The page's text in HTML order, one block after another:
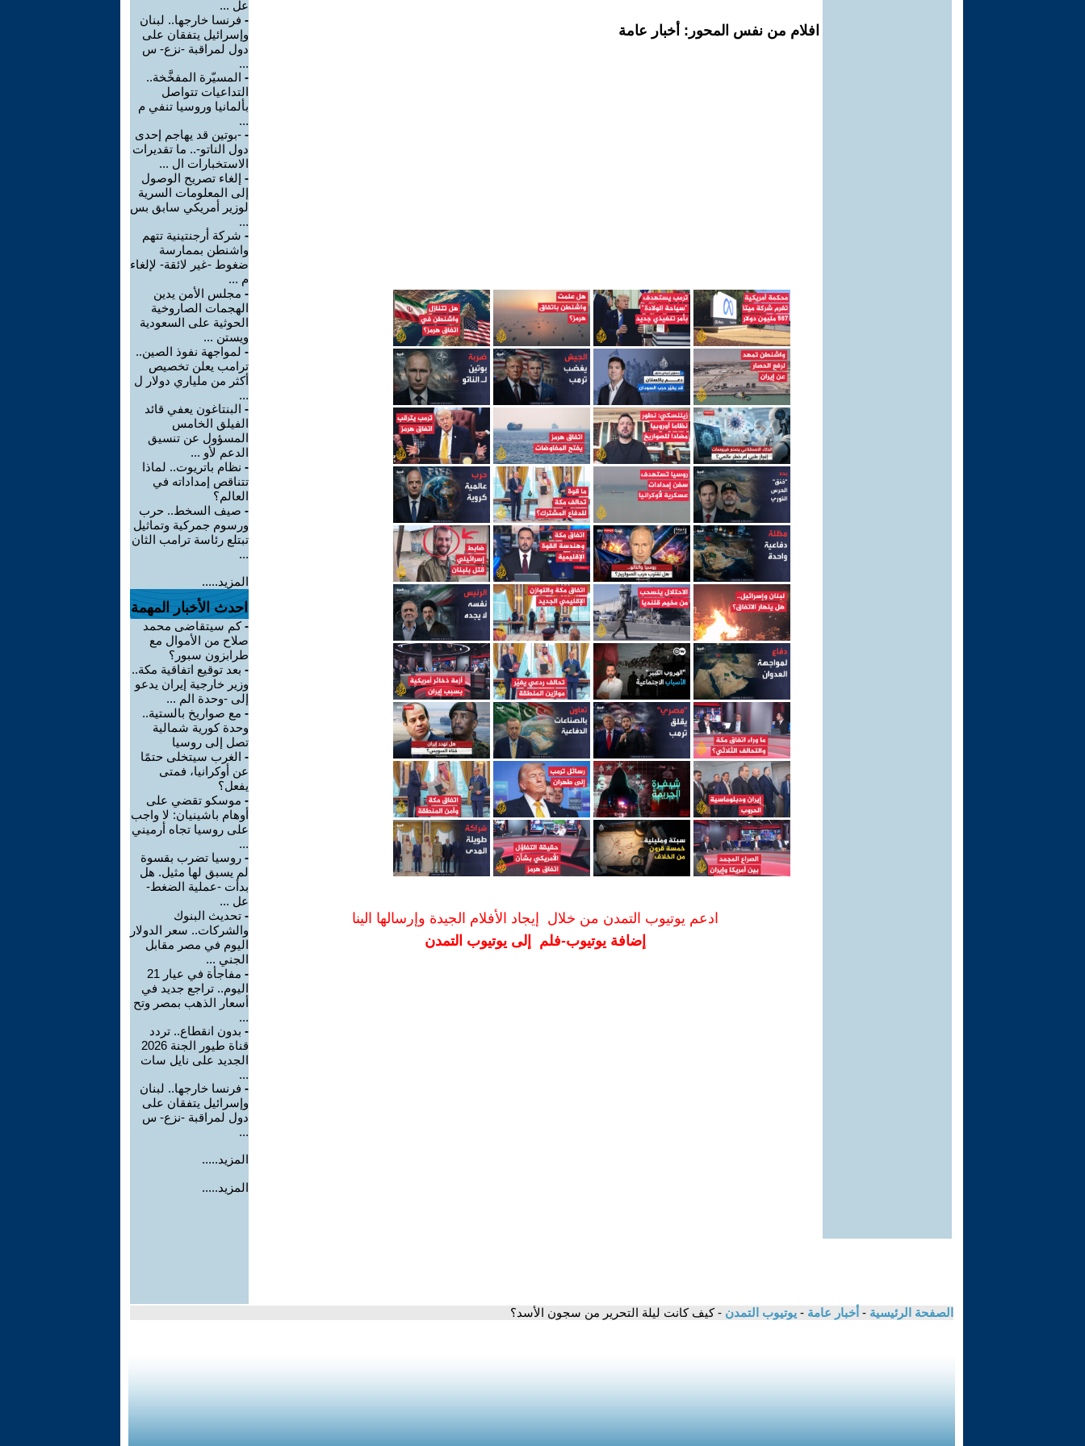
افلام من نفس المحور: أخبار عامة
ادعم يوتيوب التمدن من خلال إيجاد الأفلام الجيدة وإرسالها الينا
إضافة يوتيوب-فلم إلى يوتيوب التمدن
عل ...
- فرنسا خارجها.. لبنان
وإسرائيل يتفقان على
دول لمراقبة -نزع- س
...
- المسيّرة المفخَّخة..
التداعيات تتواصل
بألمانيا وروسيا تنفي م
...
- -بوتين قد يهاجم إحدى
دول الناتو-.. ما تقديرات
الاستخبارات ال ...
- إلغاء تصريح الوصول
إلى المعلومات السرية
لوزير أمريكي سابق بس
...
- شركة أرجنتينية تتهم
واشنطن بممارسة
ضغوط -غير لائقة- لإلغاء
م ...
- مجلس الأمن يدين
الهجمات الصاروخية
الحوثية على السعودية
ويستن ...
- لمواجهة نفوذ الصين..
ترامب يعلن تخصيص
أكثر من ملياري دولار ل
...
- البنتاغون يعفي قائد
الفيلق الخامس
المسؤول عن تنسيق
الدعم لأو ...
- نظام باتريوت.. لماذا
تتناقص إمداداته في
العالم؟
- صيف السخط.. حرب
ورسوم جمركية وتماثيل
تبتلع رئاسة ترامب الثان
...
المزيد.....
احدث الأخبار المهمة
-كم سيتقاضى محمد
صلاح من الأموال مع
طرابزون سبور؟
- بعد توقيع اتفاقية مكة..
وزير خارجية إيران يدعو
إلى -وحدة الم ...
- مع صواريخ بالستية..
وحدة كورية شمالية
تصل إلى روسيا
- الغرب سيتخلى حتمًا
عن أوكرانيا، فمتى
يفعل؟
- موسكو تقضي على
أوهام باشينيان: لا واجب
على روسيا تجاه أرميني
...
- روسيا تضرب بقسوة
لم يسبق لها مثيل. هل
بدأت -عملية الضغط-
عل ...
- تحديث البنوك
والشركات.. سعر الدولار
اليوم في مصر مقابل
الجني ...
-
مفاجأة في عيار 21
اليوم.. تراجع جديد في
أسعار الذهب بمصر وتح
...
- بدون انقطاع.. تردد
قناة طيور الجنة 2026
الجديد على نايل سات
...
- فرنسا خارجها.. لبنان
وإسرائيل يتفقان على
دول لمراقبة -نزع- س
...
المزيد.....
المزيد.....
الصفحة الرئيسية - أخبار عامة - يوتيوب التمدن - كيف كانت ليلة التحرير من سجون الأسد؟